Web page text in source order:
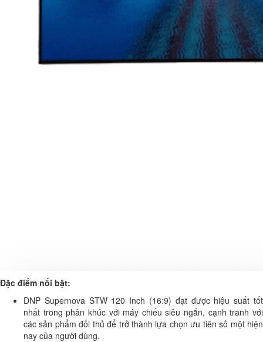
Đặc điểm nổi bật:
DNP Supernova STW 120 Inch (16:9) đạt được hiệu suất tốt
nhất trong phân khúc với máy chiếu siêu ngắn, cạnh tranh với
các sản phẩm đối thủ để trở thành lựa chọn ưu tiên số một hiện
nay của người dùng.